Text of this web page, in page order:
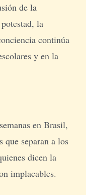
de la
la
continúa
y en la
en Brasil,
que separan a los
dicen la
implacables.